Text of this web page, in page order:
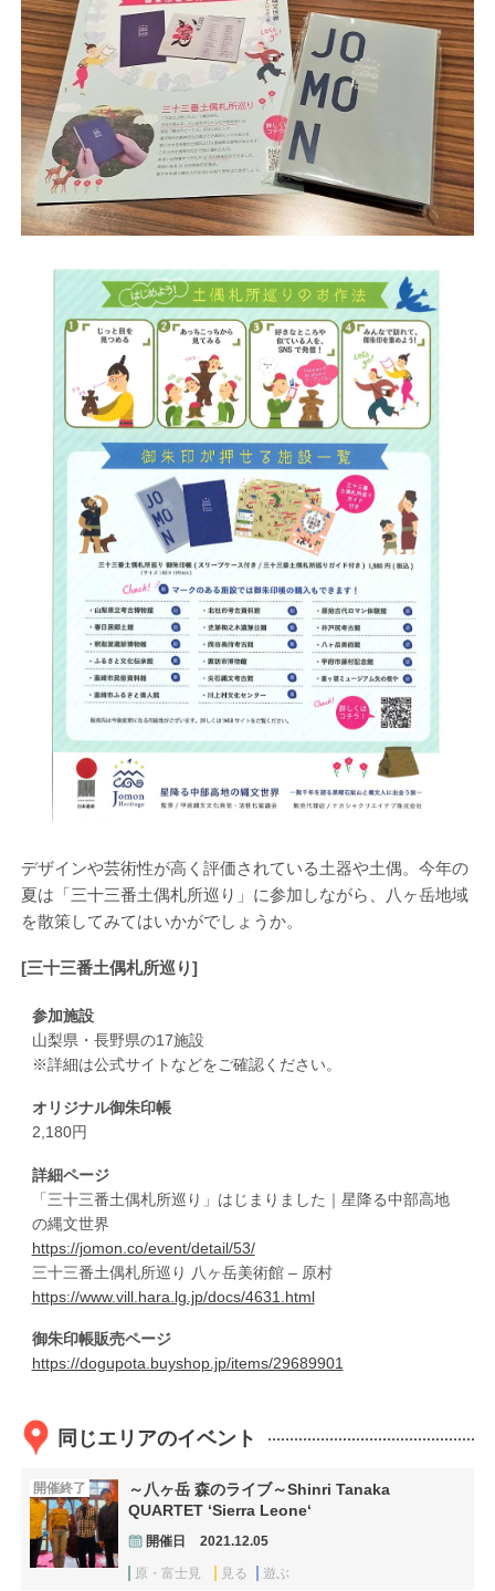
デザインや芸術性が高く評価されている土器や土偶。今年の
夏は「三十三番土偶札所巡り」に参加しながら、八ヶ岳地域
を散策してみてはいかがでしょうか。
[三十三番土偶札所巡り]
参加施設
山梨県・長野県の17施設
※詳細は公式サイトなどをご確認ください。
オリジナル御朱印帳
2,180円
詳細ページ
「三十三番土偶札所巡り」はじまりました｜星降る中部高地
の縄文世界
https://jomon.co/event/detail/53/
三十三番土偶札所巡り 八ヶ岳美術館 – 原村
https://www.vill.hara.lg.jp/docs/4631.html
御朱印帳販売ページ
https://dogupota.buyshop.jp/items/29689901
同じエリアのイベント
開催終了
～八ヶ岳 森のライブ～Shinri Tanaka
QUARTET ‘Sierra Leone‘
開催日 2021.12.05
原・富士見 見る 遊ぶ